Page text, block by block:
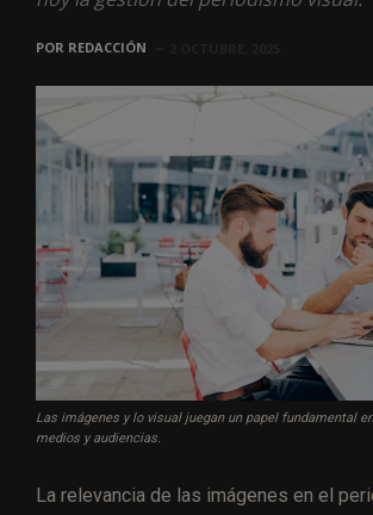
POR REDACCIÓN
Las imágenes y lo visual juegan un papel fundamental
medios y audiencias.
La relevancia de las imágenes en el